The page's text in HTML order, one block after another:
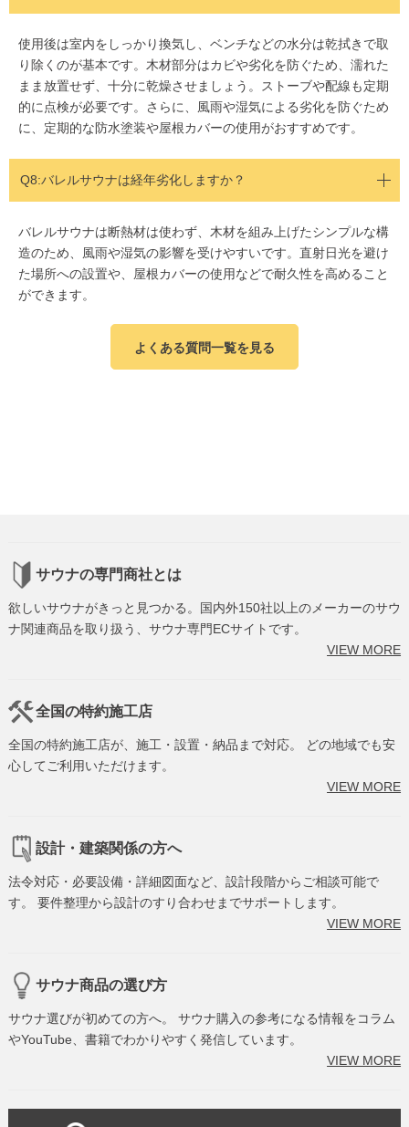
使用後は室内をしっかり換気し、ベンチなどの水分は乾拭きで取
り除くのが基本です。木材部分はカビや劣化を防ぐため、濡れた
まま放置せず、十分に乾燥させましょう。ストーブや配線も定期
的に点検が必要です。さらに、風雨や湿気による劣化を防ぐため
に、定期的な防水塗装や屋根カバーの使用がおすすめです。
Q8:バレルサウナは経年劣化しますか？
バレルサウナは断熱材は使わず、木材を組み上げたシンプルな構
造のため、風雨や湿気の影響を受けやすいです。直射日光を避け
た場所への設置や、屋根カバーの使用などで耐久性を高めること
ができます。
よくある質問一覧を見る
サウナの専門商社とは
欲しいサウナがきっと見つかる。国内外150社以上のメーカーのサウ
ナ関連商品を取り扱う、サウナ専門ECサイトです。
VIEW MORE
全国の特約施工店
全国の特約施工店が、施工・設置・納品まで対応。 どの地域でも安
心してご利用いただけます。
VIEW MORE
設計・建築関係の方へ
法令対応・必要設備・詳細図面など、設計段階からご相談可能で
す。 要件整理から設計のすり合わせまでサポートします。
VIEW MORE
サウナ商品の選び方
サウナ選びが初めての方へ。 サウナ購入の参考になる情報をコラム
やYouTube、書籍でわかりやすく発信しています。
VIEW MORE